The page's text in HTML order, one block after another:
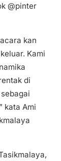
@pinter
kan
Kami
di
kata Ami